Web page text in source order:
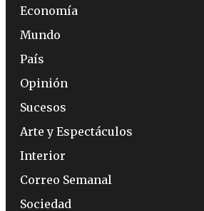
Economía
Mundo
País
Opinión
Sucesos
Arte y Espectáculos
Interior
Correo Semanal
Sociedad